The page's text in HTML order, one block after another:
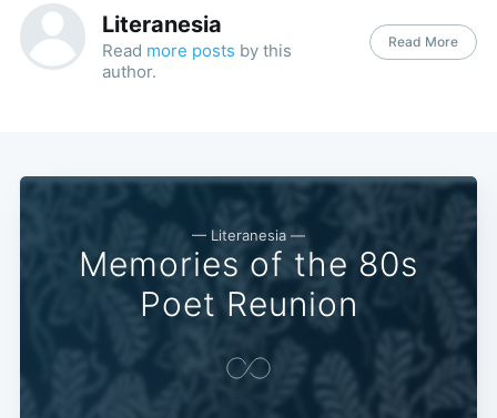
Literanesia
Read more posts by this
author.
Read More
— Literanesia —
Memories of the 80s
Poet Reunion